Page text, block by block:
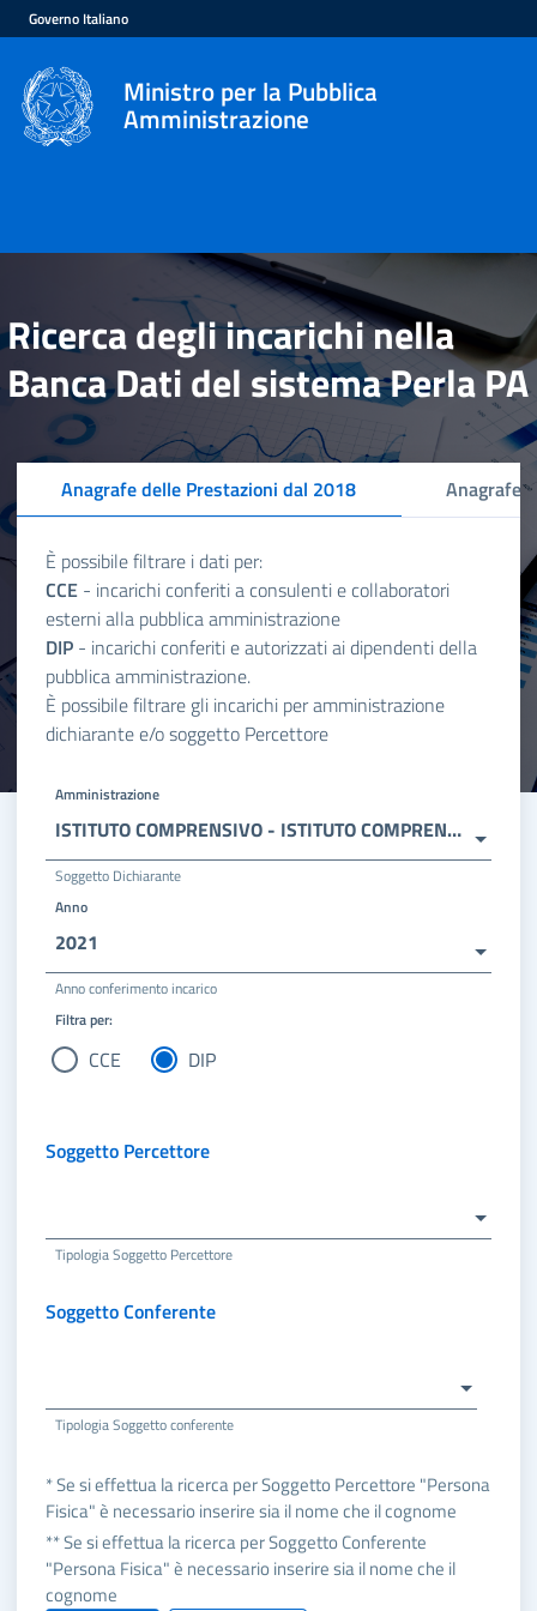
Governo Italiano
Ministro per la Pubblica
Amministrazione
Ricerca degli incarichi nella
Banca Dati del sistema Perla PA
Anagrafe delle Prestazioni dal 2018 Anagrafe
È possibile filtrare i dati per:
CCE - incarichi conferiti a consulenti e collaboratori
esterni alla pubblica amministrazione
DIP - incarichi conferiti e autorizzati ai dipendenti della
pubblica amministrazione.
È possibile filtrare gli incarichi per amministrazione
dichiarante e/o soggetto Percettore
Amministrazione
ISTITUTO COMPRENSIVO - ISTITUTO COMPRENSIVO F. FELLINI
Soggetto Dichiarante
Anno
2021
Anno conferimento incarico
Filtra per:
CCE DIP
Soggetto Percettore
Tipologia Soggetto Percettore
Soggetto Conferente
Tipologia Soggetto conferente
* Se si effettua la ricerca per Soggetto Percettore "Persona
Fisica" è necessario inserire sia il nome che il cognome
** Se si effettua la ricerca per Soggetto Conferente
"Persona Fisica" è necessario inserire sia il nome che il
cognome